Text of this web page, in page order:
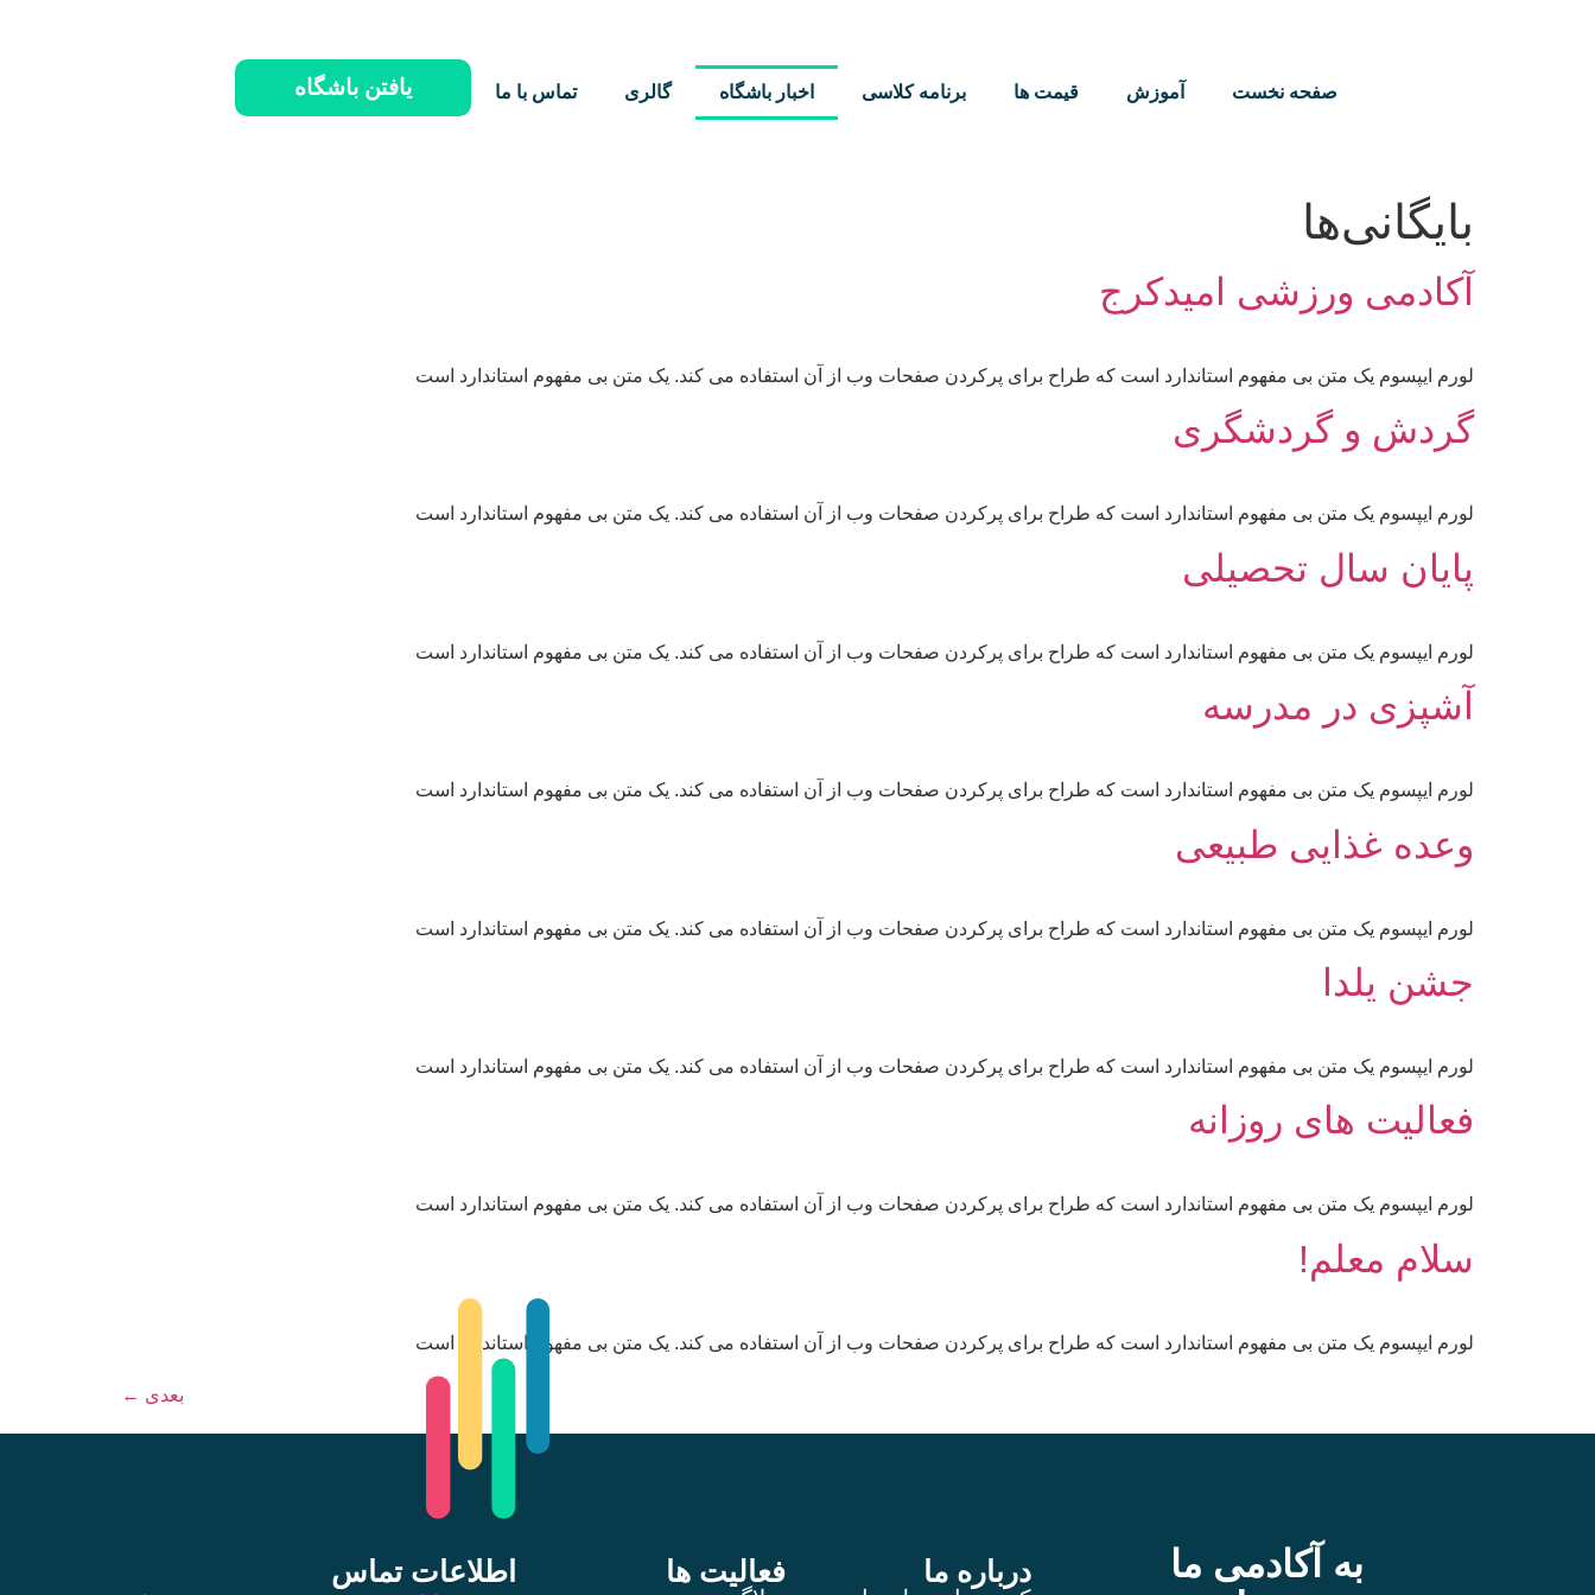
صفحه نخست آموزش قیمت ها برنامه کلاسی اخبار باشگاه گالری تماس با ما یافتن باشگاه
بایگانی‌ها
آکادمی ورزشی امیدکرج
لورم ایپسوم یک متن بی مفهوم استاندارد است که طراح برای پرکردن صفحات وب از آن استفاده می کند. یک متن بی مفهوم استاندارد است
گردش و گردشگری
لورم ایپسوم یک متن بی مفهوم استاندارد است که طراح برای پرکردن صفحات وب از آن استفاده می کند. یک متن بی مفهوم استاندارد است
پایان سال تحصیلی
لورم ایپسوم یک متن بی مفهوم استاندارد است که طراح برای پرکردن صفحات وب از آن استفاده می کند. یک متن بی مفهوم استاندارد است
آشپزی در مدرسه
لورم ایپسوم یک متن بی مفهوم استاندارد است که طراح برای پرکردن صفحات وب از آن استفاده می کند. یک متن بی مفهوم استاندارد است
وعده غذایی طبیعی
لورم ایپسوم یک متن بی مفهوم استاندارد است که طراح برای پرکردن صفحات وب از آن استفاده می کند. یک متن بی مفهوم استاندارد است
جشن یلدا
لورم ایپسوم یک متن بی مفهوم استاندارد است که طراح برای پرکردن صفحات وب از آن استفاده می کند. یک متن بی مفهوم استاندارد است
فعالیت های روزانه
لورم ایپسوم یک متن بی مفهوم استاندارد است که طراح برای پرکردن صفحات وب از آن استفاده می کند. یک متن بی مفهوم استاندارد است
سلام معلم!
لورم ایپسوم یک متن بی مفهوم استاندارد است که طراح برای پرکردن صفحات وب از آن استفاده می کند. یک متن بی مفهوم استاندارد است
بعدی ←
به آکادمی ما
درباره ما فعالیت ها اطلاعات تماس